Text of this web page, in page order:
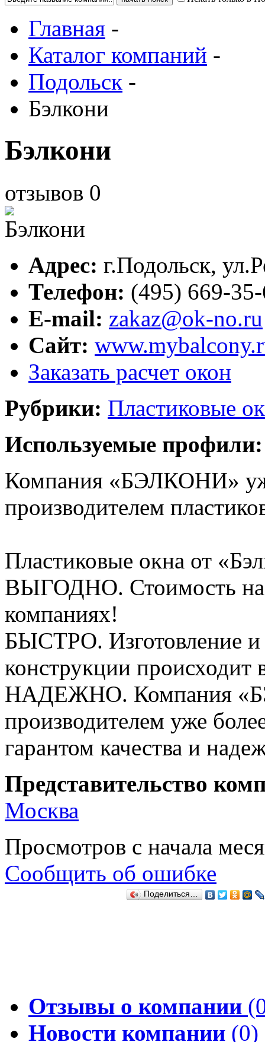
Главная -
Каталог компаний -
Подольск -
Бэлкони
Бэлкони
отзывов 0
Адрес: г.Подольск,
Телефон: (495) 669-
E-mail: zakaz@ok-no.ru
Сайт:
Заказать расчет окон
Рубрики: Пластиковые
Используемые профили:
Компания «БЭЛКОНИ»
производителем
Пластиковые окна от
ВЫГОДНО. Стоимость на
компаниях!
БЫСТРО. Изготовление и
конструкции происходит
НАДЕЖНО. Компания
производителем уже
гарантом качества и
Представительство
Москва
Просмотров с начала
Сообщить об ошибке
Поделиться…
Отзывы о компании
Новости компании (0)